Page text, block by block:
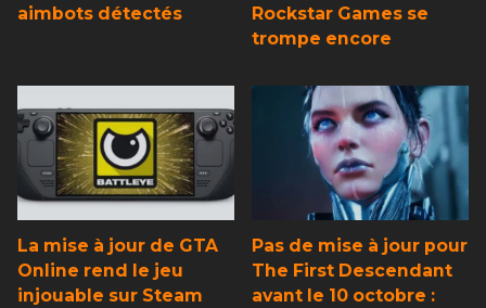
aimbots détectés
Rockstar Games se
trompe encore
La mise à jour de GTA
Online rend le jeu
injouable sur Steam
Pas de mise à jour pour
The First Descendant
avant le 10 octobre :